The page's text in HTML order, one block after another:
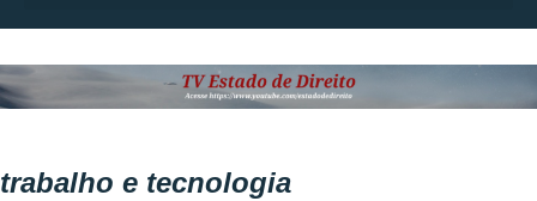
trabalho e tecnologia